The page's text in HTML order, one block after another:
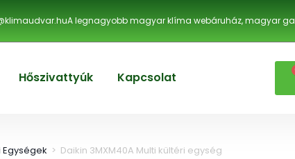
A legnagyobb magyar klíma webáruház, magyar
Hőszivattyúk Kapcsolat
Egységek > Daikin 3MXM40A Multi kültéri egység